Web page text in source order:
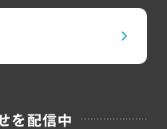
を配信中